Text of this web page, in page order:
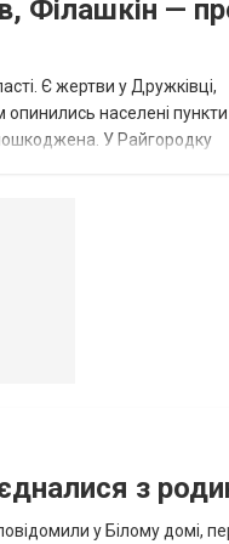
Філашкін —
Є жертви у Дружківці,
населені пункти
У Райгородку
з
у Білому домі,